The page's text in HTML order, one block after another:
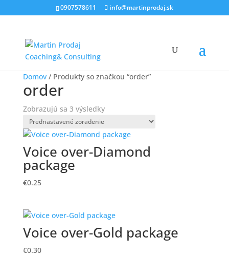
0907578611 info@martinprodaj.sk
Domov/ Produkty so značkou “order”
order
Zobrazujú sa 3 výsledky
Voice over-Diamond
package
€0.25
Voice over-Gold package
€0.30